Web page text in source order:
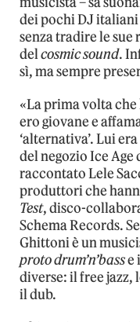
dei pochi DJ
senza tradire le sue
delcosmic sound.
sì, ma sempre
«La prima volta
ero giovane e
‘alternativa’. Lui
del negozio Ice Age
raccontato Lele
produttori che
Test, disco-
Schema Records.
Ghittoni è un
proto drum’n’basse
diverse: il free jazz,
il dub.